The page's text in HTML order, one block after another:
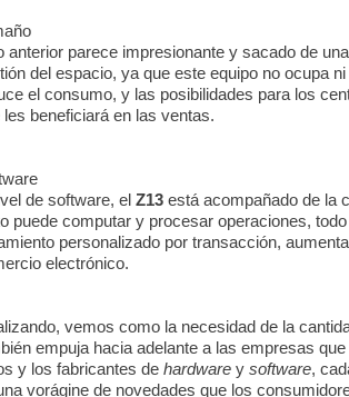
anterior parece impresionante y sacado de
del espacio, ya que este equipo no ocupa
el consumo, y las posibilidades para los
les beneficiará en las ventas.
de software, el Z13 está acompañado de la
puede computar y procesar operaciones,
personalizado por transacción,
electrónico.
vemos como la necesidad de la
empuja hacia adelante a las empresas
y los fabricantes de hardware y software,
vorágine de novedades que los